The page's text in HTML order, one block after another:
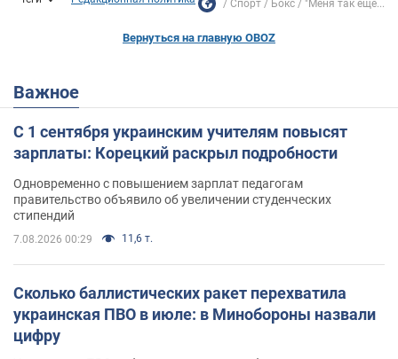
Спорт Бокс "Меня так ещё...
Вернуться на главную OBOZ
Важное
С 1 сентября украинским учителям повысят
зарплаты: Корецкий раскрыл подробности
Одновременно с повышением зарплат педагогам
правительство объявило об увеличении студенческих
стипендий
7.08.2026 00:29 11,6 т.
Сколько баллистических ракет перехватила
украинская ПВО в июле: в Минобороны назвали
цифру